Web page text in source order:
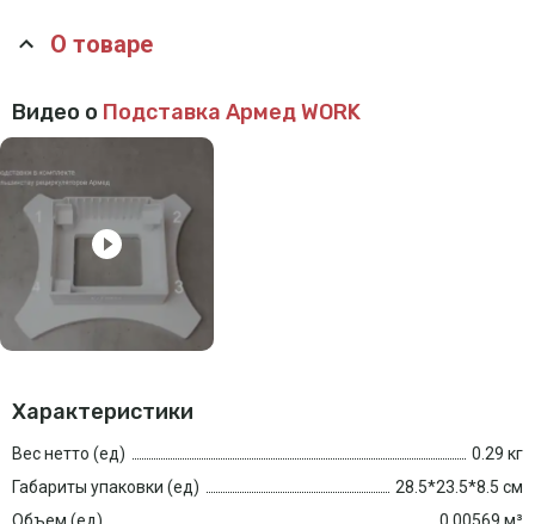
О товаре
Видео о Подставка Армед WORK
Характеристики
Вес нетто (ед)
0.29 кг
Габариты упаковки (ед)
28.5*23.5*8.5 см